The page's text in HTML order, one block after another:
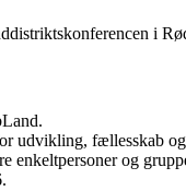
i
udvikling, fællesskab
enkeltpersoner og